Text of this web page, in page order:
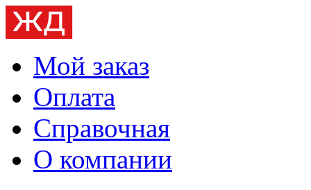
Мой заказ
Оплата
Справочная
О компании